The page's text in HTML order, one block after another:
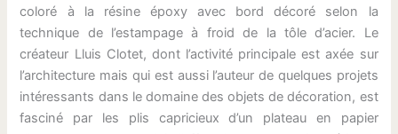
coloré à la résine époxy avec bord décoré selon la
technique de l’estampage à froid de la tôle d’acier. Le
créateur Lluis Clotet, dont l’activité principale est axée sur
l’architecture mais qui est aussi l’auteur de quelques projets
intéressants dans le domaine des objets de décoration, est
fasciné par les plis capricieux d’un plateau en papier